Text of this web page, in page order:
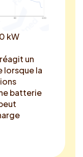
80 100
kW
un
lorsque la
batterie